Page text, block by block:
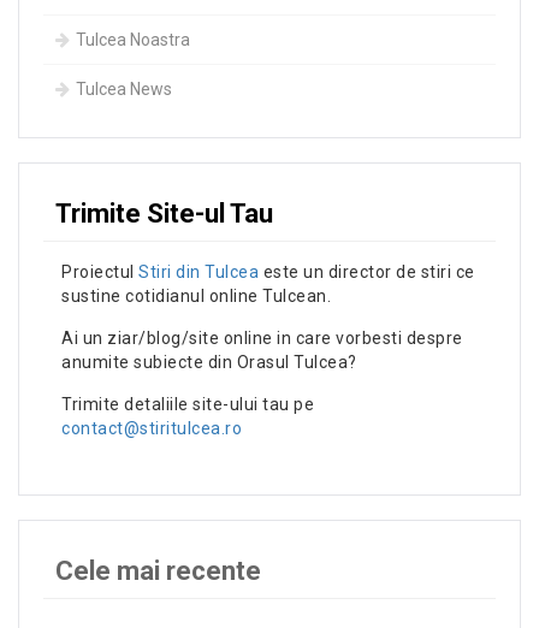
Tulcea Noastra
Tulcea News
Trimite Site-ul Tau
Proiectul Stiri din Tulcea este un director de stiri ce
sustine cotidianul online Tulcean.
Ai un ziar/blog/site online in care vorbesti despre
anumite subiecte din Orasul Tulcea?
Trimite detaliile site-ului tau pe
contact@stiritulcea.ro
Cele mai recente